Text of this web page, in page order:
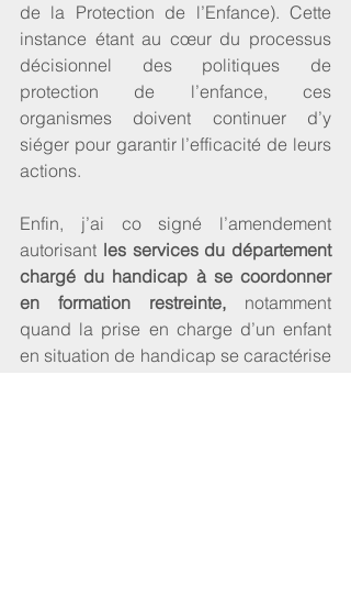
de la Protection de l’Enfance). Cette
instance étant au cœur du processus
décisionnel des politiques de
protection de l’enfance, ces
organismes doivent continuer d’y
siéger pour garantir l’efficacité de leurs
actions.
Enfin, j’ai co signé l’amendement
autorisant les services du département
chargé du handicap à se coordonner
en formation restreinte, notamment
quand la prise en charge d’un enfant
en situation de handicap se caractérise